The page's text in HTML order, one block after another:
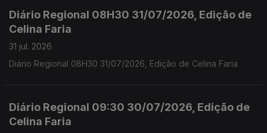
Diário Regional 08H30 31/07/2026, Edição de
Celina Faria
31 jul. 2026
Diário Regional 08H30 31/07/2026, Edição de Celina Faria
Diário Regional 09:30 30/07/2026, Edição de
Celina Faria